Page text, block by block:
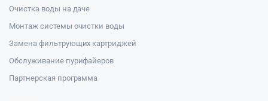
Очистка воды на даче
Монтаж системы очистки воды
Замена фильтрующих картриджей
Обслуживание пурифайеров
Партнерская программа